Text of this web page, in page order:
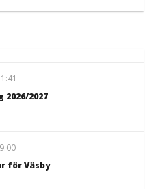
2027
för Väsby